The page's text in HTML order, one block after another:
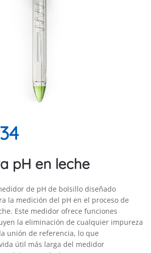
pH en leche
de pH de bolsillo diseñado
la medición del pH en el proceso de
Este medidor ofrece funciones
la eliminación de cualquier impureza
unión de referencia, lo que
útil más larga del medidor